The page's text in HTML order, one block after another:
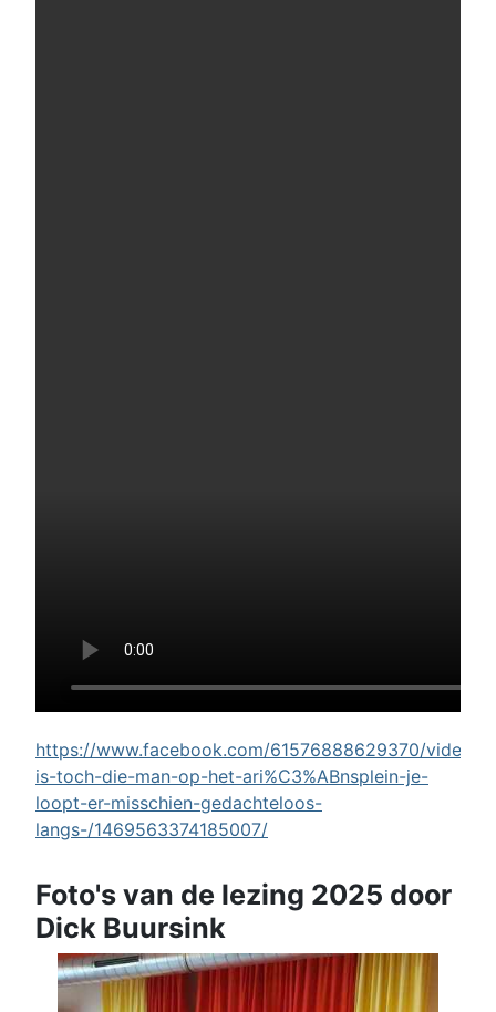
https://www.facebook.com/61576888629370/videos/
is-toch-die-man-op-het-ari%C3%ABnsplein-je-
loopt-er-misschien-gedachteloos-
langs-/1469563374185007/
Foto's van de lezing 2025 door
Dick Buursink